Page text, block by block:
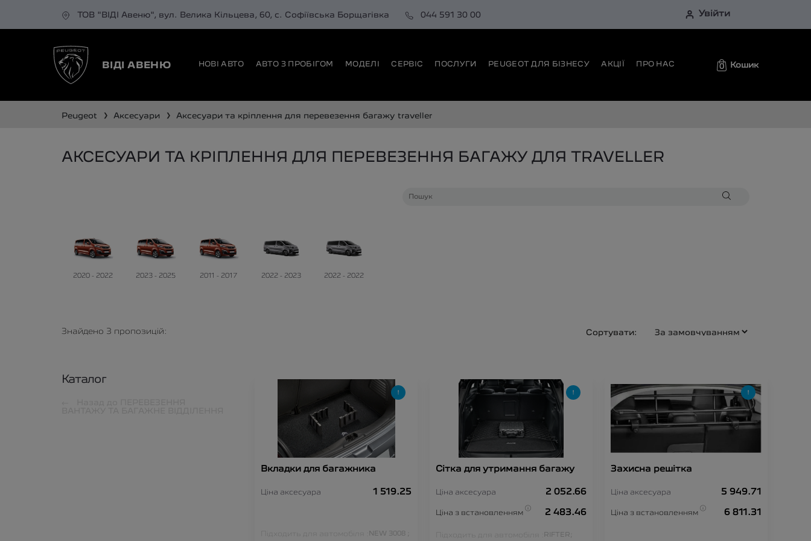
ТОВ "ВІДІ Авеню", вул. Велика Кільцева, 60, с. Софіївська Борщагівка 044 591 30 00 Увійти
ВІДІ АВЕНЮ НОВІ АВТО АВТО З ПРОБІГОМ МОДЕЛІ СЕРВІС ПОСЛУГИ PEUGEOT ДЛЯ БІЗНЕСУ АКЦІЇ ПРО НАС 0 Кошик
peugeot ❯ аксесуари ❯ аксесуари та кріплення для перевезення багажу traveller
АКСЕСУАРИ ТА КРІПЛЕННЯ ДЛЯ ПЕРЕВЕЗЕННЯ БАГАЖУ ДЛЯ TRAVELLER
2020 - 2022 2023 - 2025 2011 - 2017 2022 - 2023 2022 - 2022
Знайдено 3 пропозицій: Сортувати:
Каталог
Вкладки для багажника
Ціна аксесуара 1 519.25
Підходить для автомобіля : NEW 3008 ;
Сітка для утримання багажу
Ціна аксесуара 2 052.66
Ціна з встановленням 2 483.46
Підходить для автомобіля : RIFTER;
Захисна решітка
Ціна аксесуара 5 949.71
Ціна з встановленням 6 811.31